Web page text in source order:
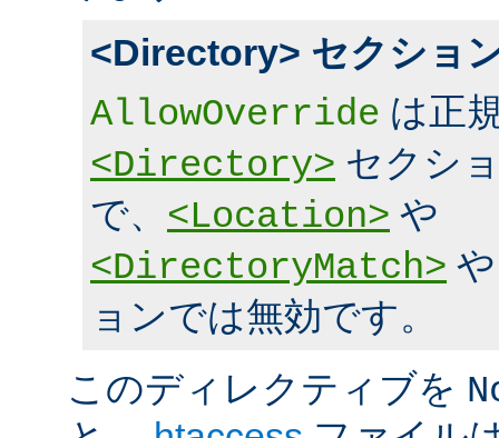
<Directory> セクショ
AllowOverride は正
<Directory> セクシ
で、 <Location> や
<DirectoryMatch>
ョンでは無効です。
このディレクティブを